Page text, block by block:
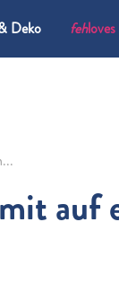
Deko fehloves
auf